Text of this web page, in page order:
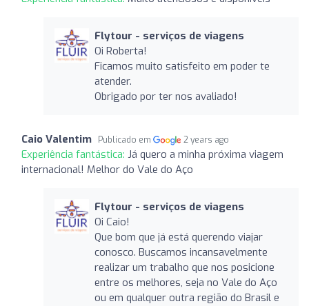
Flytour - serviços de viagens
Oi Roberta!
Ficamos muito satisfeito em poder te
atender.
Obrigado por ter nos avaliado!
Caio Valentim Publicado em 2 years ago
Experiência fantástica: Já quero a minha próxima viagem
internacional! Melhor do Vale do Aço
Flytour - serviços de viagens
Oi Caio!
Que bom que já está querendo viajar
conosco. Buscamos incansavelmente
realizar um trabalho que nos posicione
entre os melhores, seja no Vale do Aço
ou em qualquer outra região do Brasil e